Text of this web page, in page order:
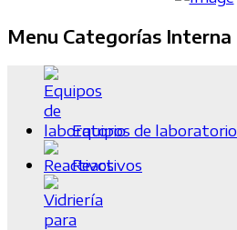
Menu Categorías Interna
Equipos de laboratorio
Reactivos